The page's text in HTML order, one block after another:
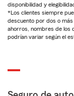
disponibilidad y
*Los clientes siempre
descuento por dos o
ahorros, nombres de los
podrían variar según el